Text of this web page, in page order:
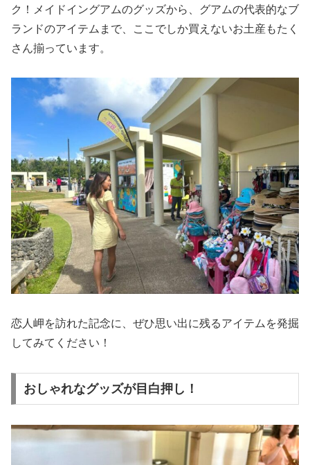
ク！メイドイングアムのグッズから、グアムの代表的なブ
ランドのアイテムまで、ここでしか買えないお土産もたく
さん揃っています。
恋人岬を訪れた記念に、ぜひ思い出に残るアイテムを発掘
してみてください！
おしゃれなグッズが目白押し！